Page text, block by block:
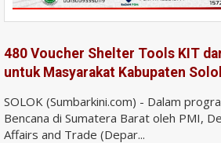
480 Voucher Shelter Tools KIT
untuk Masyarakat Kabupaten
SOLOK (Sumbarkini.com) - Dalam
Bencana di Sumatera Barat oleh PMI,
Affairs and Trade (Depar...